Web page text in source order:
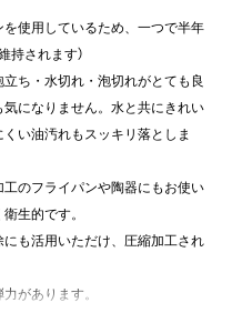
使用しているため、一つで半年
持されます）
ち・水切れ・泡切れがとても良
になりません。水と共にきれい
い油汚れもスッキリ落としま
のフライパンや陶器にもお使い
生的です。
も活用いただけ、圧縮加工され
があります。